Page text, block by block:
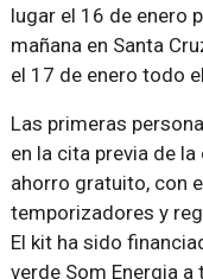
lugar el 16 de enero
mañana en Santa
el 17 de enero todo
Las primeras
en la cita previa de
ahorro gratuito, con
temporizadores y
El kit ha sido
verde Som Energia